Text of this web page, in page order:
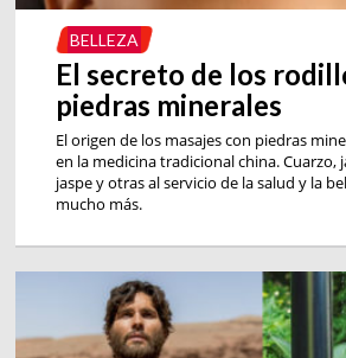
BELLEZA
El secreto de los
piedras minerales
El origen de los masajes con piedras
en la medicina tradicional china. Cuarzo,
jaspe y otras al servicio de la salud y la
mucho más.